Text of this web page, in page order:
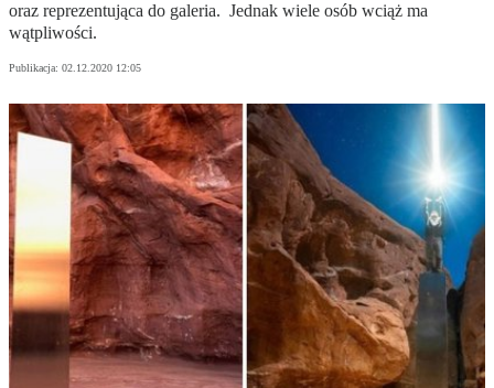
oraz reprezentująca do galeria. Jednak wiele osób wciąż ma
wątpliwości.
Publikacja: 02.12.2020 12:05